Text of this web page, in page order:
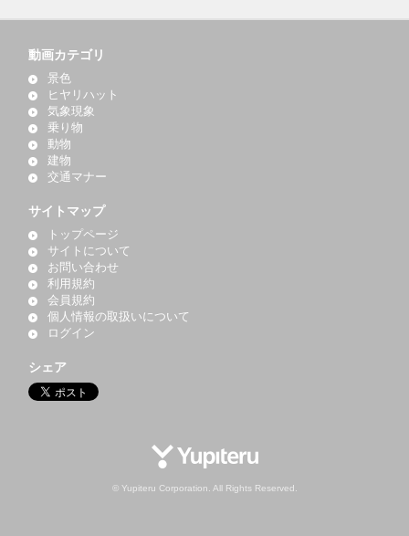
動画カテゴリ
景色
ヒヤリハット
気象現象
乗り物
動物
建物
交通マナー
サイトマップ
トップページ
サイトについて
お問い合わせ
利用規約
会員規約
個人情報の取扱いについて
ログイン
シェア
© Yupiteru Corporation. All Rights Reserved.